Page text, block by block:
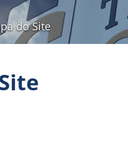
do Site